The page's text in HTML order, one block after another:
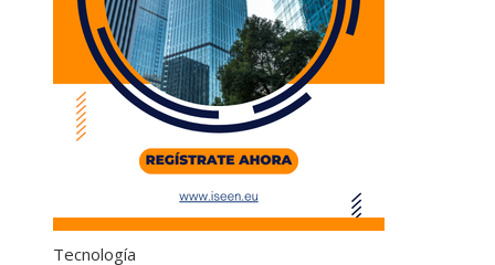
Tecnología